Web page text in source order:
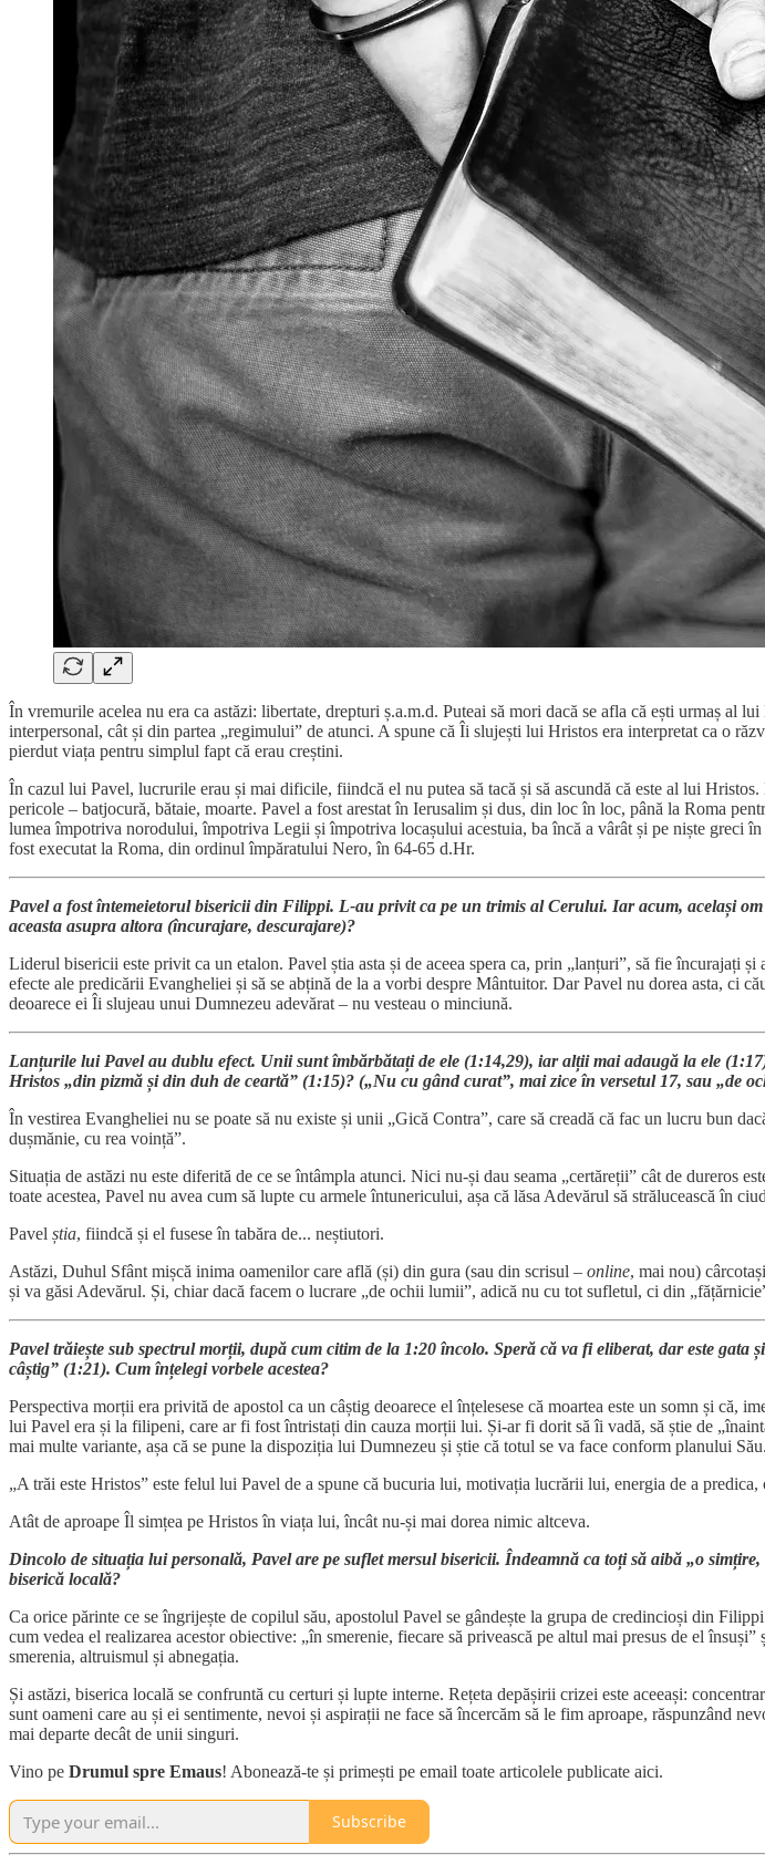
În vremurile acelea nu era ca astăzi: libertate, drepturi ș.a.m.d. Puteai să mori dacă se afla că ești urmaș al
interpersonal, cât și din partea „regimului” de atunci. A spune că Îi slujești lui Hristos era interpretat ca o
pierdut viața pentru simplul fapt că erau creștini.
În cazul lui Pavel, lucrurile erau și mai dificile, fiindcă el nu putea să tacă și să ascundă că este al lui
pericole – batjocură, bătaie, moarte. Pavel a fost arestat în Ierusalim și dus, din loc în loc, până la Roma
lumea împotriva norodului, împotriva Legii și împotriva locașului acestuia, ba încă a vârât și pe niște greci
fost executat la Roma, din ordinul împăratului Nero, în 64-65 d.Hr.
Pavel a fost întemeietorul bisericii din Filippi. L-au privit ca pe un trimis al Cerului. Iar acum, același
aceasta asupra altora (încurajare, descurajare)?
Liderul bisericii este privit ca un etalon. Pavel știa asta și de aceea spera ca, prin „lanțuri”, să fie
efecte ale predicării Evangheliei și să se abțină de la a vorbi despre Mântuitor. Dar Pavel nu dorea asta, ci
deoarece ei Îi slujeau unui Dumnezeu adevărat – nu vesteau o minciună.
Lanțurile lui Pavel au dublu efect. Unii sunt îmbărbătați de ele (1:14,29), iar alții mai adaugă la ele
Hristos „din pizmă și din duh de ceartă” (1:15)? („Nu cu gând curat”, mai zice în versetul 17, sau „de
În vestirea Evangheliei nu se poate să nu existe și unii „Gică Contra”, care să creadă că fac un lucru bun
dușmănie, cu rea voință”.
Situația de astăzi nu este diferită de ce se întâmpla atunci. Nici nu-și dau seama „certăreții” cât de dureros
toate acestea, Pavel nu avea cum să lupte cu armele întunericului, așa că lăsa Adevărul să strălucească în
Pavel știa, fiindcă și el fusese în tabăra de... neștiutori.
Astăzi, Duhul Sfânt mișcă inima oamenilor care află (și) din gura (sau din scrisul – online, mai nou)
și va găsi Adevărul. Și, chiar dacă facem o lucrare „de ochii lumii”, adică nu cu tot sufletul, ci din
Pavel trăiește sub spectrul morții, după cum citim de la 1:20 încolo. Speră că va fi eliberat, dar este
câștig” (1:21). Cum înțelegi vorbele acestea?
Perspectiva morții era privită de apostol ca un câștig deoarece el înțelesese că moartea este un somn și
lui Pavel era și la filipeni, care ar fi fost întristați din cauza morții lui. Și-ar fi dorit să îi vadă, să știe de
mai multe variante, așa că se pune la dispoziția lui Dumnezeu și știe că totul se va face conform planului Său.
„A trăi este Hristos” este felul lui Pavel de a spune că bucuria lui, motivația lucrării lui, energia de a
Atât de aproape Îl simțea pe Hristos în viața lui, încât nu-și mai dorea nimic altceva.
Dincolo de situația lui personală, Pavel are pe suflet mersul bisericii. Îndeamnă ca toți să aibă „o
biserică locală?
Ca orice părinte ce se îngrijește de copilul său, apostolul Pavel se gândește la grupa de credincioși din
cum vedea el realizarea acestor obiective: „în smerenie, fiecare să privească pe altul mai presus de el
smerenia, altruismul și abnegația.
Și astăzi, biserica locală se confruntă cu certuri și lupte interne. Rețeta depășirii crizei este aceeași:
sunt oameni care au și ei sentimente, nevoi și aspirații ne face să încercăm să le fim aproape, răspunzând
mai departe decât de unii singuri.
Vino pe Drumul spre Emaus! Abonează-te și primești pe email toate articolele publicate aici.
Subscribe